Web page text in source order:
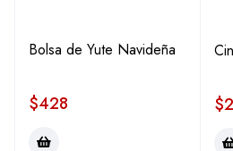
Bolsa de Yute Navideña
$428 $